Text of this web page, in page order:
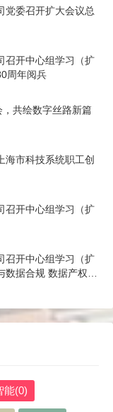
党委召开扩大会议总
召开中心组学习（扩
周年阅兵
，共绘数字丝路新篇
海市科技系统职工创
召开中心组学习（扩
召开中心组学习（扩
据合规 数据产权与
能(0)